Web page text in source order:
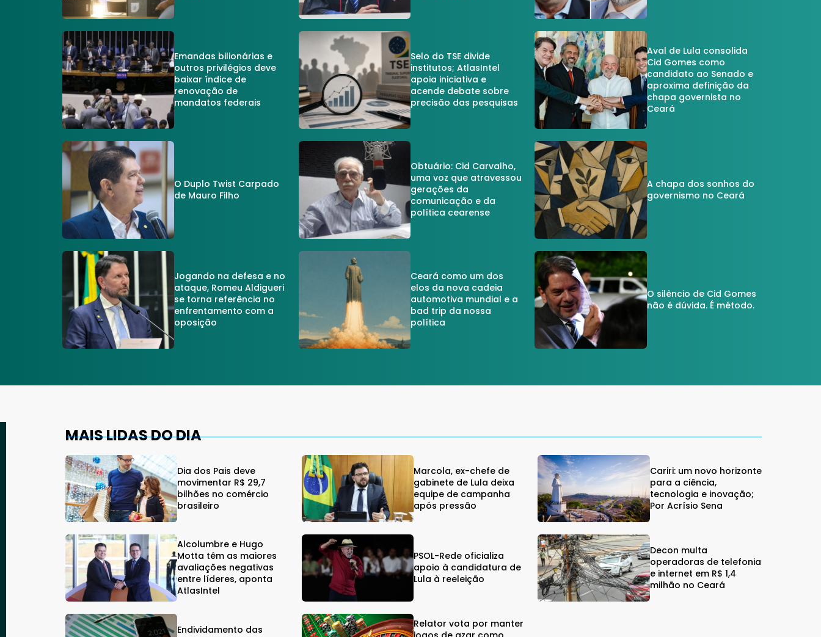
Emandas bilionárias e
outros privilégios deve
baixar índice de
renovação de
mandatos federais
Selo do TSE divide
institutos; AtlasIntel
apoia iniciativa e
acende debate sobre
precisão das pesquisas
Aval de Lula consolida
Cid Gomes como
candidato ao Senado e
aproxima definição da
chapa governista no
Ceará
O Duplo Twist Carpado
de Mauro Filho
Obtuário: Cid Carvalho,
uma voz que atravessou
gerações da
comunicação e da
política cearense
A chapa dos sonhos do
governismo no Ceará
Jogando na defesa e no
ataque, Romeu Aldigueri
se torna referência no
enfrentamento com a
oposição
Ceará como um dos
elos da nova cadeia
automotiva mundial e a
bad trip da nossa
política
O silêncio de Cid Gomes
não é dúvida. É método.
MAIS LIDAS DO DIA
Dia dos Pais deve
movimentar R$ 29,7
bilhões no comércio
brasileiro
Marcola, ex-chefe de
gabinete de Lula deixa
equipe de campanha
após pressão
Cariri: um novo horizonte
para a ciência,
tecnologia e inovação;
Por Acrísio Sena
Alcolumbre e Hugo
Motta têm as maiores
avaliações negativas
entre líderes, aponta
AtlasIntel
PSOL-Rede oficializa
apoio à candidatura de
Lula à reeleição
Decon multa
operadoras de telefonia
e internet em R$ 1,4
milhão no Ceará
Endividamento das
Relator vota por manter